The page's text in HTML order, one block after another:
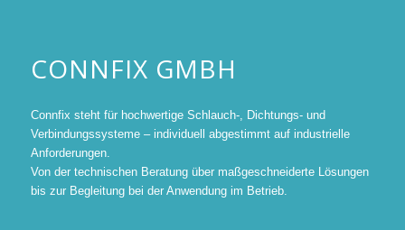
CONNFIX GMBH
Connfix steht für hochwertige Schlauch-, Dichtungs- und
Verbindungssysteme – individuell abgestimmt auf industrielle
Anforderungen.
Von der technischen Beratung über maßgeschneiderte Lösungen
bis zur Begleitung bei der Anwendung im Betrieb.